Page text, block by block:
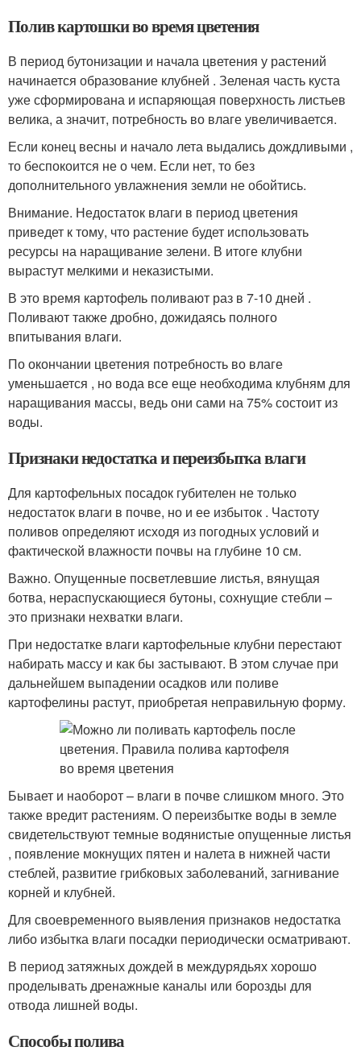
Полив картошки во время цветения
В период бутонизации и начала цветения у растений
начинается образование клубней . Зеленая часть куста
уже сформирована и испаряющая поверхность листьев
велика, а значит, потребность во влаге увеличивается.
Если конец весны и начало лета выдались дождливыми ,
то беспокоится не о чем. Если нет, то без
дополнительного увлажнения земли не обойтись.
Внимание. Недостаток влаги в период цветения
приведет к тому, что растение будет использовать
ресурсы на наращивание зелени. В итоге клубни
вырастут мелкими и неказистыми.
В это время картофель поливают раз в 7-10 дней .
Поливают также дробно, дожидаясь полного
впитывания влаги.
По окончании цветения потребность во влаге
уменьшается , но вода все еще необходима клубням для
наращивания массы, ведь они сами на 75% состоит из
воды.
Признаки недостатка и переизбытка влаги
Для картофельных посадок губителен не только
недостаток влаги в почве, но и ее избыток . Частоту
поливов определяют исходя из погодных условий и
фактической влажности почвы на глубине 10 см.
Важно. Опущенные посветлевшие листья, вянущая
ботва, нераспускающиеся бутоны, сохнущие стебли –
это признаки нехватки влаги.
При недостатке влаги картофельные клубни перестают
набирать массу и как бы застывают. В этом случае при
дальнейшем выпадении осадков или поливе
картофелины растут, приобретая неправильную форму.
Бывает и наоборот – влаги в почве слишком много. Это
также вредит растениям. О переизбытке воды в земле
свидетельствуют темные водянистые опущенные листья
, появление мокнущих пятен и налета в нижней части
стеблей, развитие грибковых заболеваний, загнивание
корней и клубней.
Для своевременного выявления признаков недостатка
либо избытка влаги посадки периодически осматривают.
В период затяжных дождей в междурядьях хорошо
проделывать дренажные каналы или борозды для
отвода лишней воды.
Способы полива